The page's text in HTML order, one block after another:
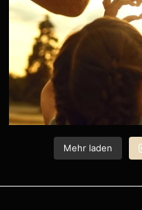
Mehr laden